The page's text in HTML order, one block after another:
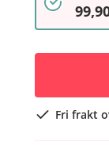
Fri frakt